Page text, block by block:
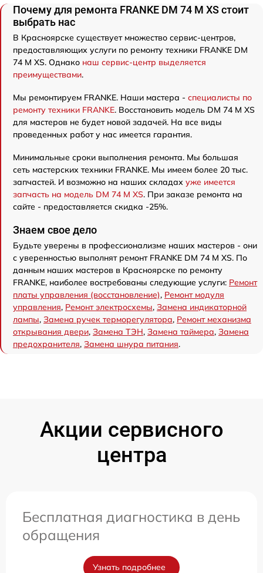
Почему для ремонта FRANKE DM 74 M XS стоит
выбрать нас
В Красноярске существует множество сервис-центров,
предоставляющих услуги по ремонту техники FRANKE DM
74 M XS. Однако наш сервис-центр выделяется
преимуществами.
Мы ремонтируем FRANKE. Наши мастера - специалисты по
ремонту техники FRANKE. Восстановить модель DM 74 M XS
для мастеров не будет новой задачей. На все виды
проведенных работ у нас имеется гарантия.
Минимальные сроки выполнения ремонта. Мы большая
сеть мастерских техники FRANKE. Мы имеем более 20 тыс.
запчастей. И возможно на наших складах уже имеется
запчасть на модель DM 74 M XS. При заказе ремонта на
сайте - предоставляется скидка -25%.
Знаем свое дело
Будьте уверены в профессионализме наших мастеров - они
с уверенностью выполнят ремонт FRANKE DM 74 M XS. По
данным наших мастеров в Красноярске по ремонту
FRANKE, наиболее востребованы следующие услуги: Ремонт
платы управления (восстановление), Ремонт модуля
управления, Ремонт электросхемы, Замена индикаторной
лампы, Замена ручек терморегулятора, Ремонт механизма
открывания двери, Замена ТЭН, Замена таймера, Замена
предохранителя, Замена шнура питания.
Акции сервисного
центра
Бесплатная диагностика в день
обращения
Узнать подробнее